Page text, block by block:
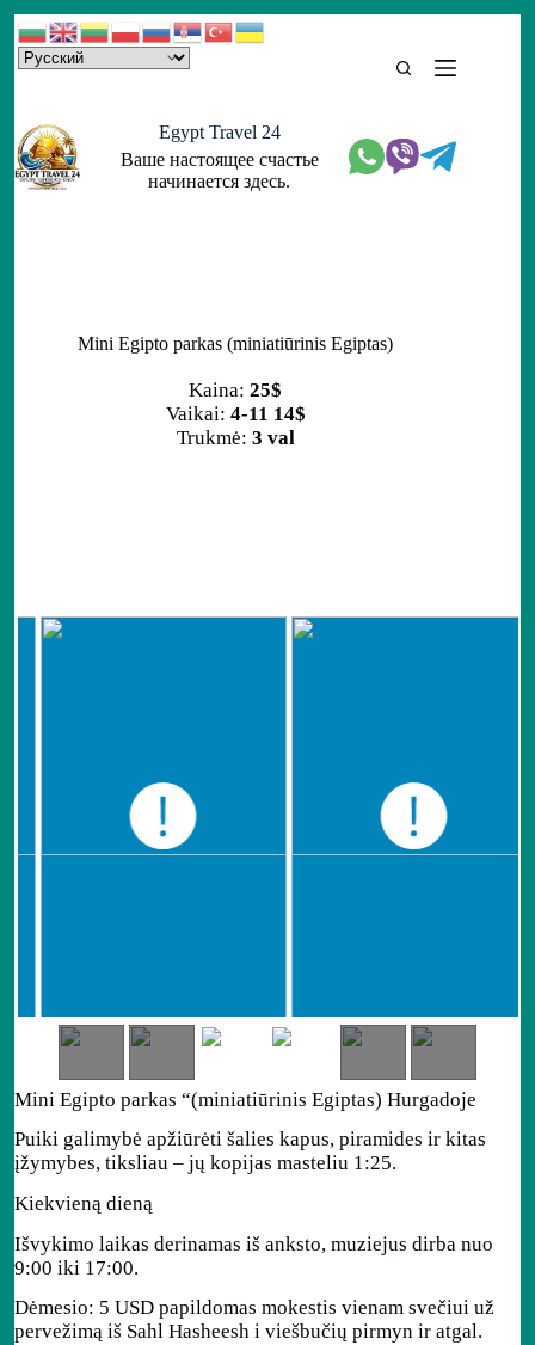
Skip
to
content
Egypt Travel 24
Ваше настоящее счастье
начинается здесь.
Mini Egipto parkas (miniatiūrinis Egiptas)
Kaina:25$
Vaikai: 4-11 14$
Trukmė: 3 val
Mini Egipto parkas “(miniatiūrinis Egiptas) Hurgadoje
Puiki galimybė apžiūrėti šalies kapus, piramides ir kitas
įžymybes, tiksliau – jų kopijas masteliu 1:25.
Kiekvieną dieną
Išvykimo laikas derinamas iš anksto, muziejus dirba nuo
9:00 iki 17:00.
Dėmesio: 5 USD papildomas mokestis vienam svečiui už
pervežimą iš Sahl Hasheesh i viešbučių pirmyn ir atgal.